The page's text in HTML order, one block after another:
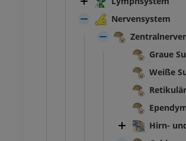
Nervensystem
Graue
Weiße
Hirn-